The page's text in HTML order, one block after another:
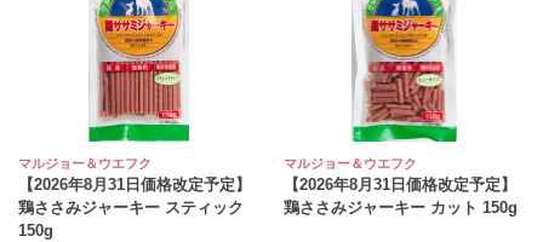
マルジョー＆ウエフク
【2026年8月31日価格改定予定】
鶏ささみジャーキー スティック
150g
マルジョー＆ウエフク
【2026年8月31日価格改定予定】
鶏ささみジャーキー カット 150g